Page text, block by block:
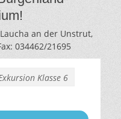
an der Unstrut,
034462/21695
Klasse 6